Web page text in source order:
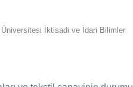
İktisadi ve İdari Bilimler